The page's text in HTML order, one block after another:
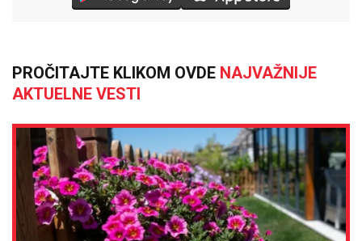
PROČITAJTE KLIKOM OVDE NAJVAŽNIJE
AKTUELNE VESTI